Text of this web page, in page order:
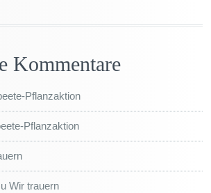
Kommentare
Pflanzaktion
Pflanzaktion
Wir trauern